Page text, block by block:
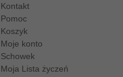
Kontakt
Pomoc
Koszyk
Moje konto
Schowek
Moja Lista życzeń